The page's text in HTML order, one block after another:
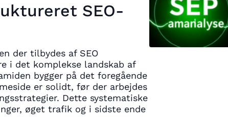
SEO-
der tilbydes af SEO
i det komplekse landskab af
bygger på det foregående
er solidt, før der arbejdes
Dette systematiske
øget trafik og i sidste ende